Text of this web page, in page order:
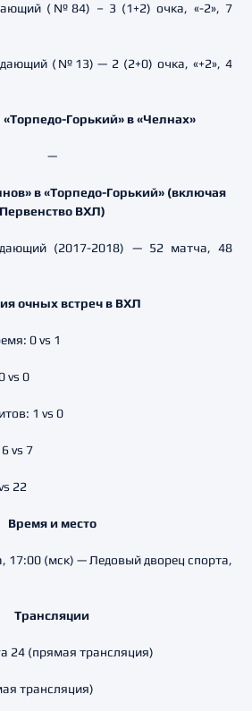
(№84) – 3 (1+2) очка, «-2», 7
(№13) — 2 (2+0) очка, «+2», 4
Горький» в «Челнах»
—
в «Торпедо-Горький» (включая
Первенство ВХЛ)
(2017-2018) — 52 матча, 48
очных встреч в ВХЛ
0 vs 1
vs 0
1 vs 0
vs 7
22
Время и место
17:00 (мск) — Ледовый дворец спорта,
Трансляции
24 (прямая трансляция)
трансляция)